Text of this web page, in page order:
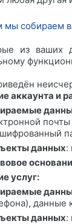
мы собираем
из ваших
аккаунта и
данных:
услуг:
данные
данных: